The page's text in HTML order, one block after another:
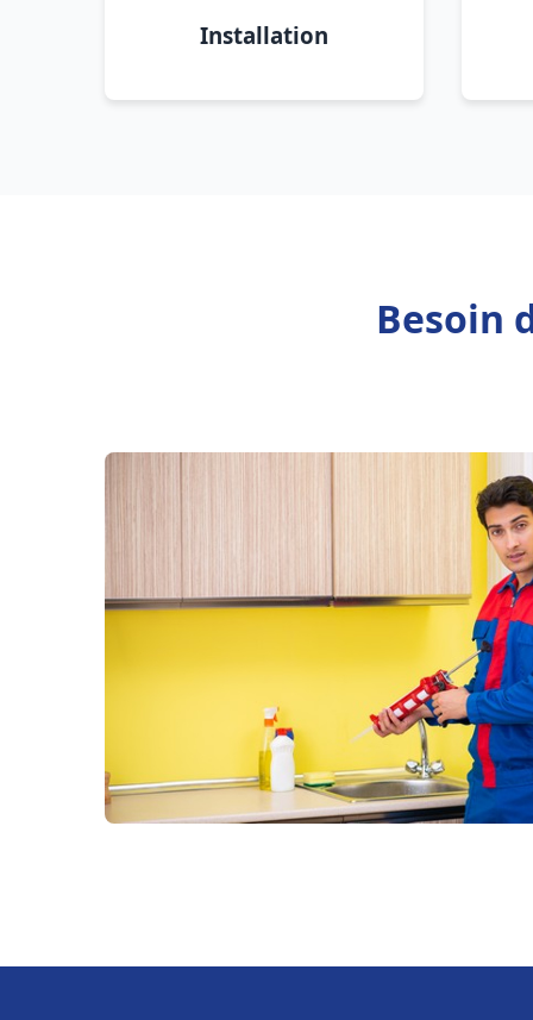
Installation
Besoin